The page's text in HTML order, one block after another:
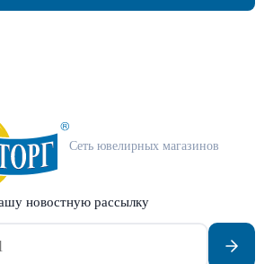
Сеть ювелирных магазинов
новостную рассылку